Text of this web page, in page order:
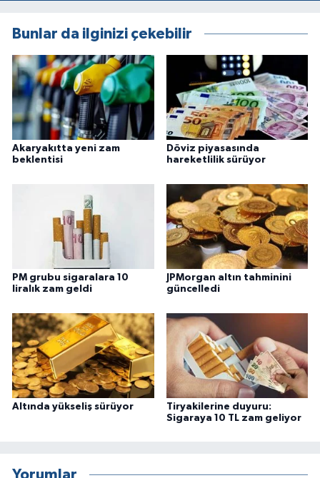
Bunlar da ilginizi çekebilir
Akaryakıtta yeni zam
beklentisi
Döviz piyasasında
hareketlilik sürüyor
PM grubu sigaralara 10
liralık zam geldi
JPMorgan altın tahminini
güncelledi
Altında yükseliş sürüyor
Tiryakilerine duyuru:
Sigaraya 10 TL zam geliyor